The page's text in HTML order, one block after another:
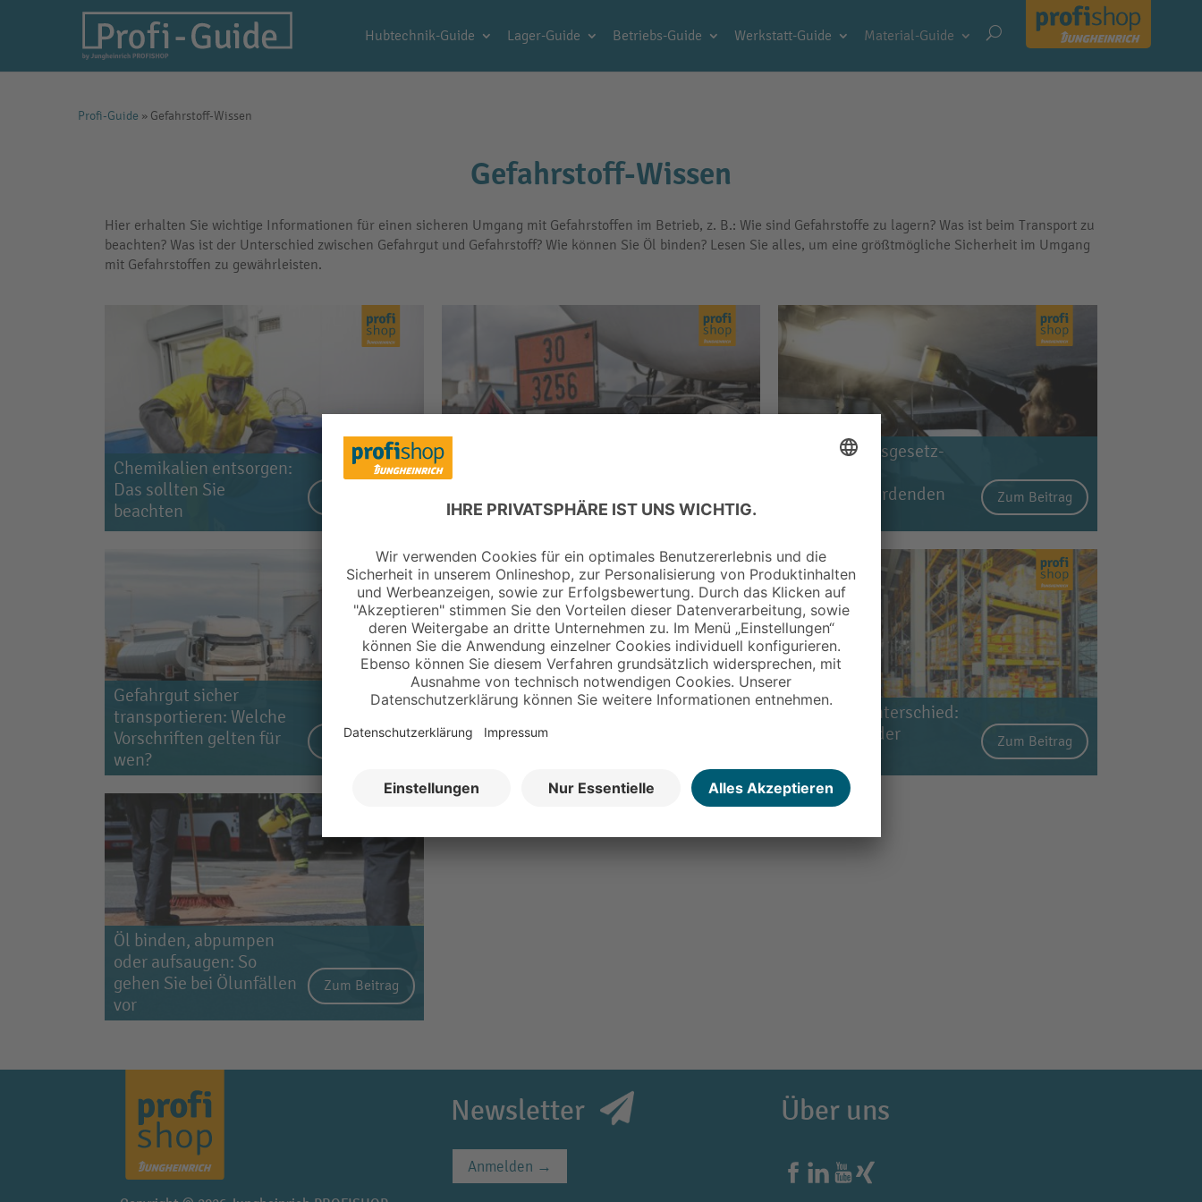
Hubtechnik-Guide Lager-Guide Betriebs-Guide Werkstatt-Guide Material-Guide
Profi-Guide » Gefahrstoff-Wissen
Gefahrstoff-Wissen
Hier erhalten Sie wichtige Informationen für einen sicheren Umgang mit Gefahrstoffen im Betrieb, z. B.: Wie sind Gefahrstoffe zu lagern? Was ist beim Transport zu
beachten? Was ist der Unterschied zwischen Gefahrgut und Gefahrstoff? Wie können Sie Öl binden? Lesen Sie alles, um eine größtmögliche Sicherheit im Umgang
mit Gefahrstoffen zu gewährleisten.
Chemikalien entsorgen:
Das sollten Sie
beachten
Kennzeichnung
Wasserrechtsgesetz-
wassergefährdenden
Zum Beitrag
Gefahrgut sicher
transportieren: Welche
Vorschriften gelten für
wen?
Zum Beitrag
Der richtige Umgang mit
Gefahrstoffen
Wichtiger Unterschied:
Gefahrgut oder
Zum Beitrag
Öl binden, abpumpen
oder aufsaugen: So
gehen Sie bei Ölunfällen
vor
Zum Beitrag
Newsletter
Anmelden →
Über uns